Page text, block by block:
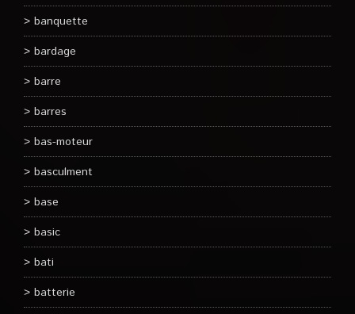
banquette
bardage
barre
barres
bas-moteur
basculment
base
basic
bati
batterie